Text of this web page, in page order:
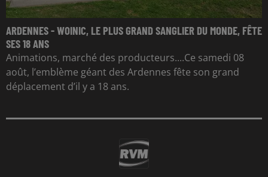
ARDENNES - WOINIC, LE PLUS GRAND SANGLIER DU MONDE, FÊTE
SES 18 ANS
Animations, marché des producteurs....Ce samedi 08
août, l’emblème géant des Ardennes fête son grand
déplacement d’il y a 18 ans.